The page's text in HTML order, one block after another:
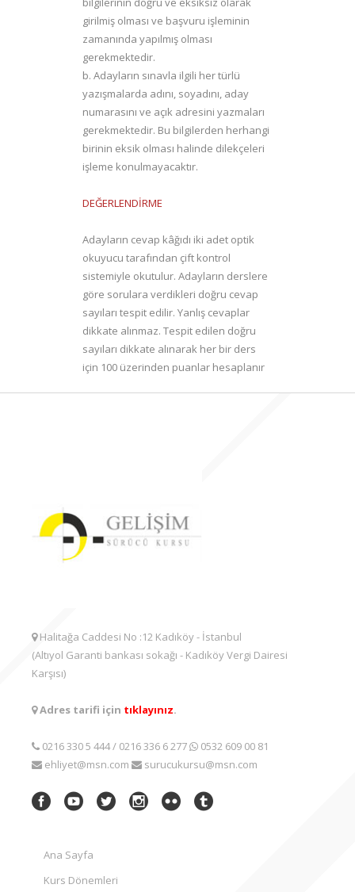
girilmiş olması ve başvuru işleminin
zamanında yapılmış olması
gerekmektedir.
b. Adayların sınavla ilgili her türlü
yazışmalarda adını, soyadını, aday
numarasını ve açık adresini yazmaları
gerekmektedir. Bu bilgilerden herhangi
birinin eksik olması halinde dilekçeleri
işleme konulmayacaktır.
DEĞERLENDİRME
Adayların cevap kâğıdı iki adet optik
okuyucu tarafından çift kontrol
sistemiyle okutulur. Adayların derslere
göre sorulara verdikleri doğru cevap
sayıları tespit edilir. Yanlış cevaplar
dikkate alınmaz. Tespit edilen doğru
sayıları dikkate alınarak her bir ders
için 100 üzerinden puanlar hesaplanır
Halitağa Caddesi No :12 Kadıköy - İstanbul
(Altıyol Garanti bankası sokağı - Kadıköy Vergi Dairesi
Karşısı)
Adres tarifi için tıklayınız.
0216 330 5 444/ 0216 336 6 277
0532 609 00 81
ehliyet@msn.com
surucukursu@msn.com
Ana Sayfa
Kurs Dönemleri